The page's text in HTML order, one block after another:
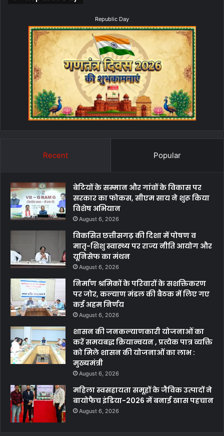
Republic Day
Recent Popular
बेटियों के सम्मान और गांवों के विकास पर
सरकार का फोकस, सीएम साय ने शुरू किया
विशेष अभियान
August 6, 2026
विकसित छत्तीसगढ़ की दिशा में पोषण व
मातृ-शिशु स्वास्थ्य पर राज्य नीति आयोग और
यूनिसेफ का मंथन
August 6, 2026
निर्माण श्रमिकों के परिवारों के सशक्तिकरण
पर जोर, कल्याण मंडल की बैठक में लिए गए
कई अहम निर्णय
August 6, 2026
शासन की जनकल्याणकारी योजनाओं का
करें समयबद्ध क्रियान्वयन , प्रत्येक पात्र व्यक्ति
को मिले शासन की योजनाओं का लाभ :
मुख्यमंत्री
August 6, 2026
महिला स्वसहायता समूहों के जैविक उत्पादों ने
बायोफैच इंडिया-2026 में बनाई खास पहचान
August 6, 2026